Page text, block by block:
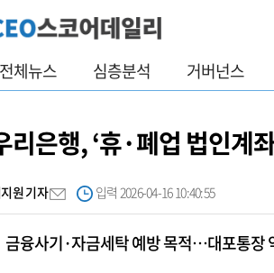
전체뉴스 심층분석 거버넌스
리은행, ‘휴·폐업 법인계
원 기자 입력 2026-04-16 10:40:55
금융사기·자금세탁 예방 목적…대포통장